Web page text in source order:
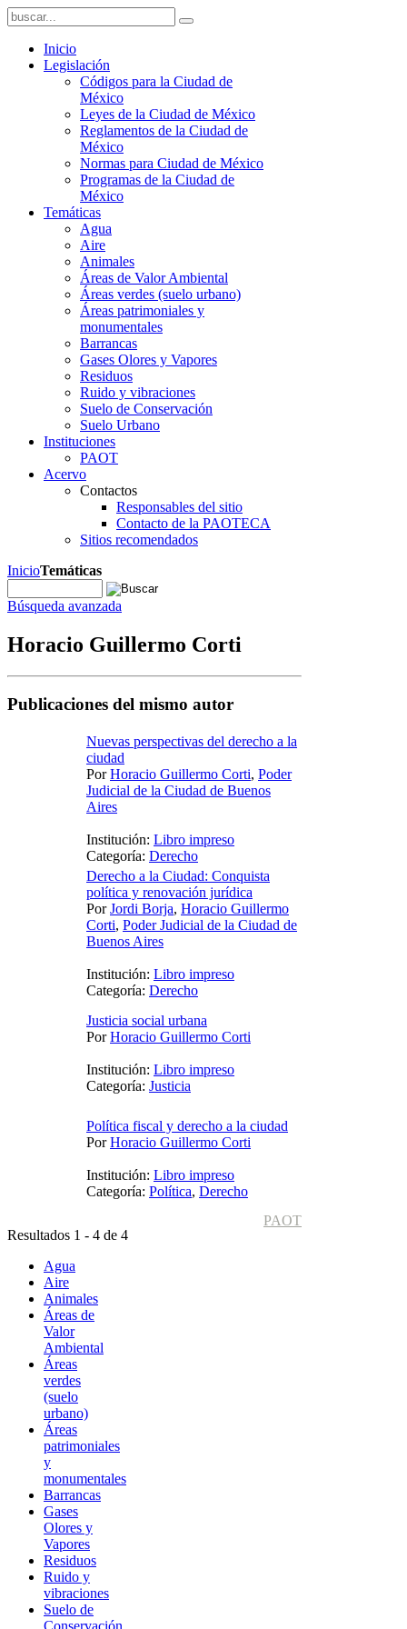
Inicio
Legislación
Códigos para la Ciudad de
México
Leyes de la Ciudad de México
Reglamentos de la Ciudad de
México
Normas para Ciudad de México
Programas de la Ciudad de
México
Temáticas
Agua
Aire
Animales
Áreas de Valor Ambiental
Áreas verdes (suelo urbano)
Áreas patrimoniales y
monumentales
Barrancas
Gases Olores y Vapores
Residuos
Ruido y vibraciones
Suelo de Conservación
Suelo Urbano
Instituciones
PAOT
Acervo
Contactos
Responsables del sitio
Contacto de la PAOTECA
Sitios recomendados
InicioTemáticas
Búsqueda avanzada
Horacio Guillermo Corti
Publicaciones del mismo autor
Nuevas perspectivas del derecho a la
ciudad
PorHoracio Guillermo Corti, Poder
Judicial de la Ciudad de Buenos
Aires
Institución: Libro impreso
Categoría: Derecho
Derecho a la Ciudad: Conquista
política y renovación jurídica
PorJordi Borja, Horacio Guillermo
Corti, Poder Judicial de la Ciudad de
Buenos Aires
Institución: Libro impreso
Categoría: Derecho
Justicia social urbana
PorHoracio Guillermo Corti
Institución: Libro impreso
Categoría: Justicia
Política fiscal y derecho a la ciudad
PorHoracio Guillermo Corti
Institución: Libro impreso
Categoría: Política, Derecho
PAOT
Resultados 1 - 4 de 4
Agua
Aire
Animales
Áreas de
Valor
Ambiental
Áreas
verdes
(suelo
urbano)
Áreas
patrimoniales
y
monumentales
Barrancas
Gases
Olores y
Vapores
Residuos
Ruido y
vibraciones
Suelo de